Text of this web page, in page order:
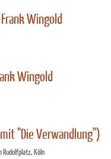
Wingold
Wingold
"Die Verwandlung")
Rudolfplatz, Köln